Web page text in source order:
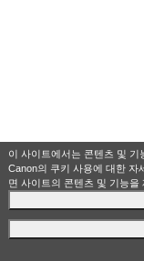
이 사이트에서는 콘텐츠 및 기
Canon의 쿠키 사용에 대한 자
면 사이트의 콘텐츠 및 기능을